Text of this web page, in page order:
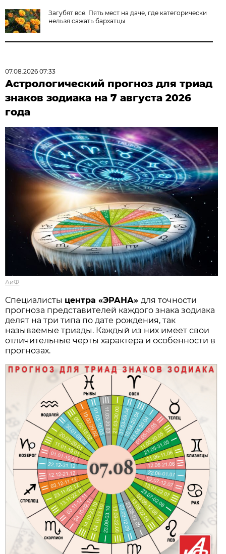
Загубят всё. Пять мест на даче, где категорически
нельзя сажать бархатцы
07.08.2026 07:33
Астрологический прогноз для триад
знаков зодиака на 7 августа 2026
года
АиФ
Специалисты центра «ЭРАНА»для точности
прогноза представителей каждого знака зодиака
делят на три типа по дате рождения, так
называемые триады. Каждый из них имеет свои
отличительные черты характера и особенности в
прогнозах.